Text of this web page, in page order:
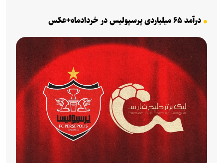
درآمد ۶۵ میلیاردی پرسپولیس در خردادماه+عکس